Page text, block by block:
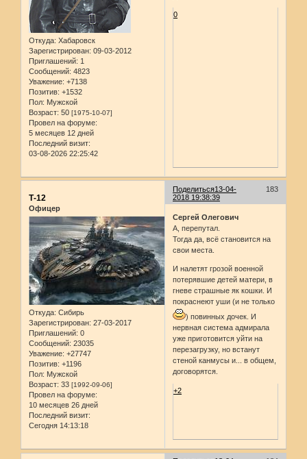
Откуда: Хабаровск
Зарегистрирован: 09-03-2012
Приглашений: 1
Сообщений: 4823
Уважение: +7138
Позитив: +1532
Пол: Мужской
Возраст: 50 [1975-10-07]
Провел на форуме:
5 месяцев 12 дней
Последний визит:
03-08-2026 22:25:42
0
Поделиться 183
13-04-
2018 19:38:39
Т-12
Офицер
Откуда: Сибирь
Зарегистрирован: 27-03-2017
Приглашений: 0
Сообщений: 23035
Уважение: +27747
Позитив: +1196
Пол: Мужской
Возраст: 33 [1992-09-06]
Провел на форуме:
10 месяцев 26 дней
Последний визит:
Сегодня 14:13:18
Сергей Олегович
А, перепутал.
Тогда да, всё становится на
свои места.
И налетят грозой военной
потерявшие детей матери, в
гневе страшные як кошки. И
покраснеют уши (и не только
) повинных дочек. И
нервная система адмирала
уже приготовится уйти на
перезагрузку, но встанут
стеной канмусы и... в общем,
договорятся.
+2